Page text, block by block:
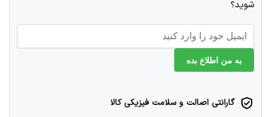
شوید؟
به من اطلاع بده
گارانتی اصالت و سلامت فیزیکی کالا